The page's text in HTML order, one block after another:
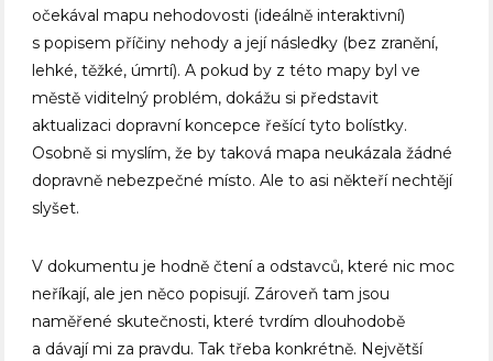
očekával mapu nehodovosti (ideálně interaktivní)
s popisem příčiny nehody a její následky (bez zranění,
lehké, těžké, úmrtí). A pokud by z této mapy byl ve
městě viditelný problém, dokážu si představit
aktualizaci dopravní koncepce řešící tyto bolístky.
Osobně si myslím, že by taková mapa neukázala žádné
dopravně nebezpečné místo. Ale to asi někteří nechtějí
slyšet.
V dokumentu je hodně čtení a odstavců, které nic moc
neříkají, ale jen něco popisují. Zároveň tam jsou
naměřené skutečnosti, které tvrdím dlouhodobě
a dávají mi za pravdu. Tak třeba konkrétně. Největší